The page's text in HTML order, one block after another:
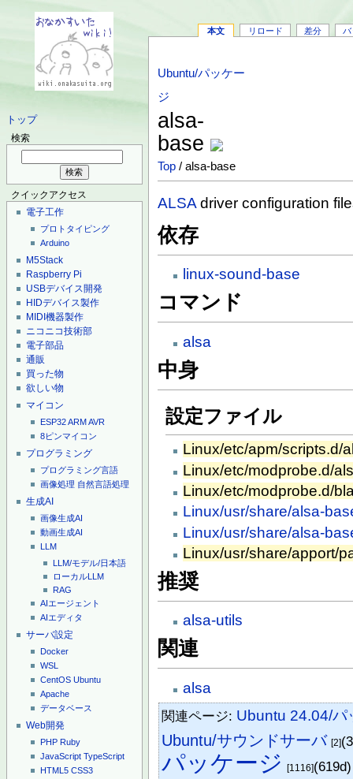
トップ
検索
クイックアクセス
電子工作
プロトタイピング
Arduino
M5Stack
Raspberry Pi
USBデバイス開発
HIDデバイス製作
MIDI機器製作
ニコニコ技術部
電子部品
通販
買った物
欲しい物
マイコン
ESP32ARMAVR
8ピンマイコン
プログラミング
プログラミング言語
画像処理 自然言語処理
生成AI
画像生成AI
動画生成AI
LLM
LLM/モデル/日本語
ローカルLLM
RAG
AIエージェント
AIエディタ
サーバ設定
Docker
WSL
CentOS Ubuntu
Apache
データベース
Web開発
PHP Ruby
JavaScript TypeScript
HTML5 CSS3
本文 リロード 差分 バ
Ubuntu/パッケー
ジ
alsa-
base
Top / alsa-base
ALSA driver configuration
依存
linux-sound-base
コマンド
alsa
中身
設定ファイル
Linux/etc/apm/scripts.d/
Linux/etc/modprobe.d/
Linux/etc/modprobe.d/
Linux/usr/share/alsa-
Linux/usr/share/alsa-
Linux/usr/share/apport/
推奨
alsa-utils
関連
alsa
関連ページ: Ubuntu 24.04/パ
Ubuntu/サウンドサーバ [2]
パッケージ [1116]